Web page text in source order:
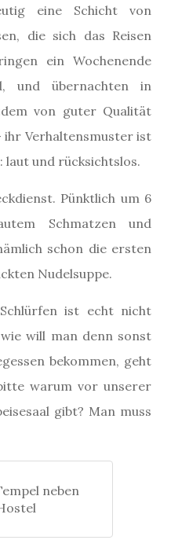
eine Schicht von
die sich das Reisen
ein Wochenende
und übernachten in
von guter Qualität
ihr Verhaltensmuster ist
laut und rücksichtslos.
Pünktlich um 6
Schmatzen und
schon die ersten
Nudelsuppe.
ist echt nicht
will man denn sonst
bekommen, geht
warum vor unserer
gibt? Man muss
neben